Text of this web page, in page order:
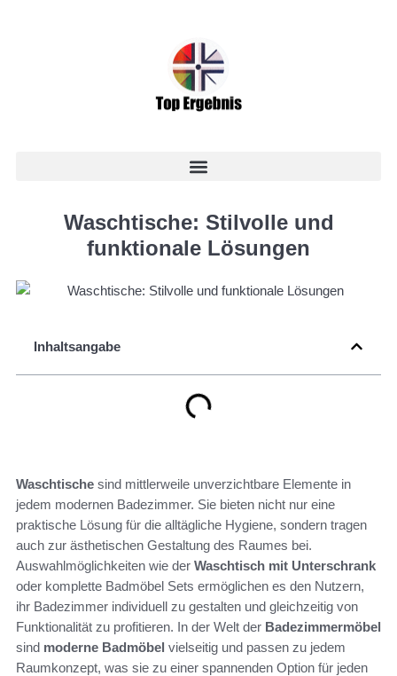
Waschtische: Stilvolle und
funktionale Lösungen
Inhaltsangabe
Waschtische sind mittlerweile unverzichtbare Elemente in
jedem modernen Badezimmer. Sie bieten nicht nur eine
praktische Lösung für die alltägliche Hygiene, sondern tragen
auch zur ästhetischen Gestaltung des Raumes bei.
Auswahlmöglichkeiten wie der Waschtisch mit Unterschrank
oder komplette Badmöbel Sets ermöglichen es den Nutzern,
ihr Badezimmer individuell zu gestalten und gleichzeitig von
Funktionalität zu profitieren. In der Welt der Badezimmermöbel
sind moderne Badmöbel vielseitig und passen zu jedem
Raumkonzept, was sie zu einer spannenden Option für jeden